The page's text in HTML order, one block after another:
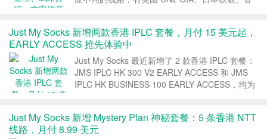
下...
Just My Socks 新增两款香港 IPLC 套餐，月付 15 美元起，
EARLY ACCESS 抢先体验中
Just My Socks 最近新增了 2 款香港 IPLC 套餐：
JMS IPLC HK 300 V2 EARLY ACCESS 和 JMS
IPLC HK BUSINESS 100 EARLY ACCESS，均为
Just My Socks 新增 Mystery Plan 神秘套餐：5 条香港 NTT
线路，月付 8.99 美元